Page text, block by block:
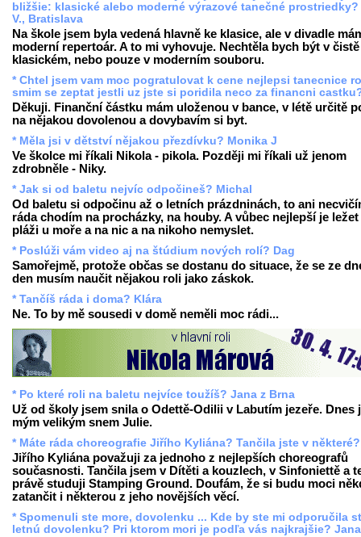
bližšie: klasické alebo moderné výrazové tanečné prostriedky?
V., Bratislava
Na škole jsem byla vedená hlavně ke klasice, ale v divadle
moderní repertoár. A to mi vyhovuje. Nechtěla bych být v čistě
klasickém, nebo pouze v moderním souboru.
* Chtel jsem vam moc pogratulovat k cene nejlepsi tanecnice
smim se zeptat jestli uz jste si poridila neco za financni
Děkuji. Finanční částku mám uloženou v bance, v létě určitě
na nějakou dovolenou a dovybavím si byt.
* Měla jsi v dětství nějakou přezdívku? Monika J
Ve školce mi říkali Nikola - pikola. Později mi říkali už jenom
zdrobněle - Niky.
* Jak si od baletu nejvíc odpočineš? Michal
Od baletu si odpočinu až o letních prázdninách, to ani
ráda chodím na procházky, na houby. A vůbec nejlepší je ležet
pláži u moře a na nic a na nikoho nemyslet.
* Poslúži vám video aj na štúdium nových rolí? Dag
Samořejmě, protože občas se dostanu do situace, že se ze
den musím naučit nějakou roli jako záskok.
* Tančíš ráda i doma? Klára
Ne. To by mě sousedi v domě neměli moc rádi...
* Po které roli na baletu nejvíce toužíš? Jana z Brna
Už od školy jsem snila o Odettě-Odilii v Labutím jezeře. Dnes
mým velikým snem Julie.
* Máte ráda choreografie Jiřího Kyliána? Tančila jste v některé?
Jiřího Kyliána považuji za jednoho z nejlepších choreografů
současnosti. Tančila jsem v Dítěti a kouzlech, v Sinfoniettě a
právě studuji Stamping Ground. Doufám, že si budu moci
zatančit i některou z jeho novějších věcí.
* Spomenuli ste more, dovolenku ... Kde by ste mi odporučila
letnú dovolenku? Pri ktorom mori je podľa vás najkrajšie?